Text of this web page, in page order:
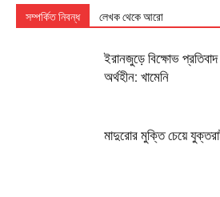
সম্পর্কিত নিবন্ধ লেখক থেকে আরো
ইরানজুড়ে বিক্ষোভ
অর্থহীন: খামেনি
মাদুরোর মুক্তি চেয়ে